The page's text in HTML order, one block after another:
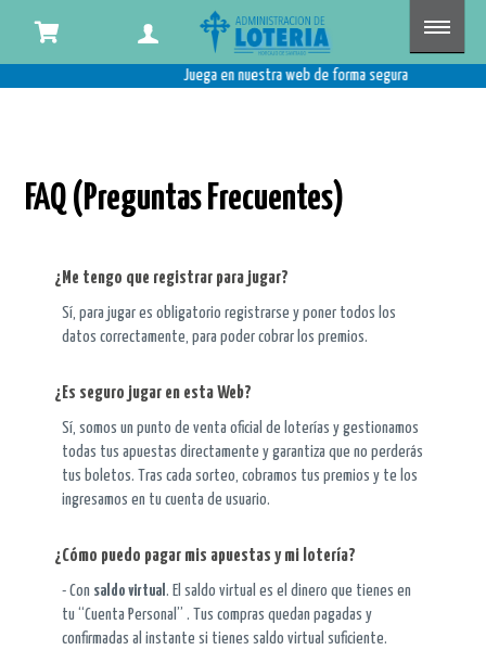
Juega en nuestra web de forma segura
FAQ (Preguntas Frecuentes)
¿Me tengo que registrar para jugar?
Sí, para jugar es obligatorio registrarse y poner todos los
datos correctamente, para poder cobrar los premios.
¿Es seguro jugar en esta Web?
Sí, somos un punto de venta oficial de loterías y gestionamos
todas tus apuestas directamente y garantiza que no perderás
tus boletos. Tras cada sorteo, cobramos tus premios y te los
ingresamos en tu cuenta de usuario.
¿Cómo puedo pagar mis apuestas y mi lotería?
- Con saldo virtual. El saldo virtual es el dinero que tienes en
tu “Cuenta Personal” . Tus compras quedan pagadas y
confirmadas al instante si tienes saldo virtual suficiente.